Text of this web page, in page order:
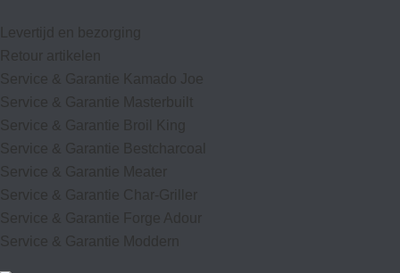
Levertijd en bezorging
Retour artikelen
Service & Garantie Kamado Joe
Service & Garantie Masterbuilt
Service & Garantie Broil King
Service & Garantie Bestcharcoal
Service & Garantie Meater
Service & Garantie Char-Griller
Service & Garantie Forge Adour
Service & Garantie Moddern